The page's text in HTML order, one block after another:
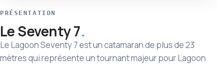
PRÉSENTATION
Le Seventy 7
Le Lagoon Seventy 7 est un catamaran de plus de 23
mètres qui représente un tournant majeur pour Lagoon